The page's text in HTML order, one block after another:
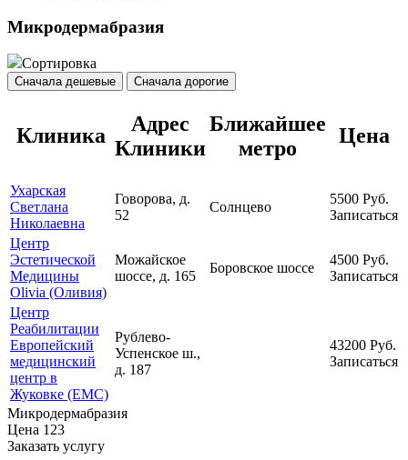
Микродермабразия
Сортировка
Сначала дешевые Сначала дорогие
Клиника
Адрес
Клиники
Ближайшее
метро
Цена
Ухарская
Светлана
Николаевна
Говорова, д.
52
Солнцево
5500 Руб.
Записаться
Центр
Эстетической
Медицины
Olivia (Оливия)
Можайское
шоссе, д. 165
Боровское шоссе
4500 Руб.
Записаться
Центр
Реабилитации
Европейский
медицинский
центр в
Жуковке (ЕМС)
Рублево-
Успенское ш.,
д. 187
43200 Руб.
Записаться
Микродермабразия
Цена 123
Заказать услугу